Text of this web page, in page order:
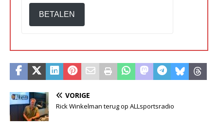
BETALEN
VORIGE
Rick Winkelman terug op ALLsportsradio